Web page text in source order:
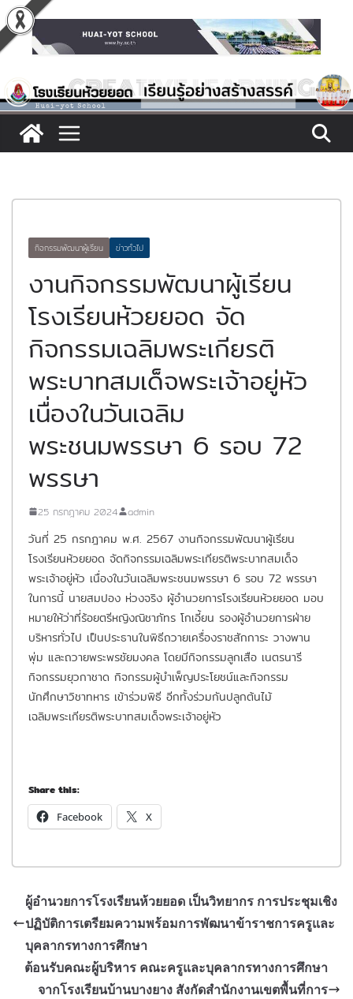
Skip
to
content
กิจกรรมพัฒนาผู้เรียน ข่าวทั่วไป
งานกิจกรรมพัฒนาผู้เรียน
โรงเรียนห้วยยอด จัด
กิจกรรมเฉลิมพระเกียรติ
พระบาทสมเด็จพระเจ้าอยู่หัว
เนื่องในวันเฉลิม
พระชนมพรรษา 6 รอบ 72
พรรษา
25 กรกฎาคม 2024 admin
วันที่ 25 กรกฎาคม พ.ศ. 2567 งานกิจกรรมพัฒนาผู้เรียน
โรงเรียนห้วยยอด จัดกิจกรรมเฉลิมพระเกียรติพระบาทสมเด็จ
พระเจ้าอยู่หัว เนื่องในวันเฉลิมพระชนมพรรษา 6 รอบ 72 พรรษา
ในการนี้ นายสมปอง ห่วงจริง ผู้อำนวยการโรงเรียนห้วยยอด มอบ
หมายให้ว่าที่ร้อยตรีหญิงณิชาภัทร โกเอี้ยน รองผู้อำนวยการฝ่าย
บริหารทั่วไป เป็นประธานในพิธีถวายเครื่องราชสักการะ วางพาน
พุ่ม และถวายพระพรชัยมงคล โดยมีกิจกรรมลูกเสือ เนตรนารี
กิจกรรมยุวกาชาด กิจกรรมผู้บำเพ็ญประโยชน์และกิจกรรม
นักศึกษาวิชาทหาร เข้าร่วมพิธี อีกทั้งร่วมกันปลูกต้นไม้
เฉลิมพระเกียรติพระบาทสมเด็จพระเจ้าอยู่หัว
Share this:
Facebook X
ผู้อำนวยการโรงเรียนห้วยยอด เป็นวิทยากร การประชุมเชิง
ปฏิบัติการเตรียมความพร้อมการพัฒนาข้าราชการครูและ
บุคลากรทางการศึกษา
ต้อนรับคณะผู้บริหาร คณะครูและบุคลากรทางการศึกษา
จากโรงเรียนบ้านบางยาง สังกัดสำนักงานเขตพื้นที่การ